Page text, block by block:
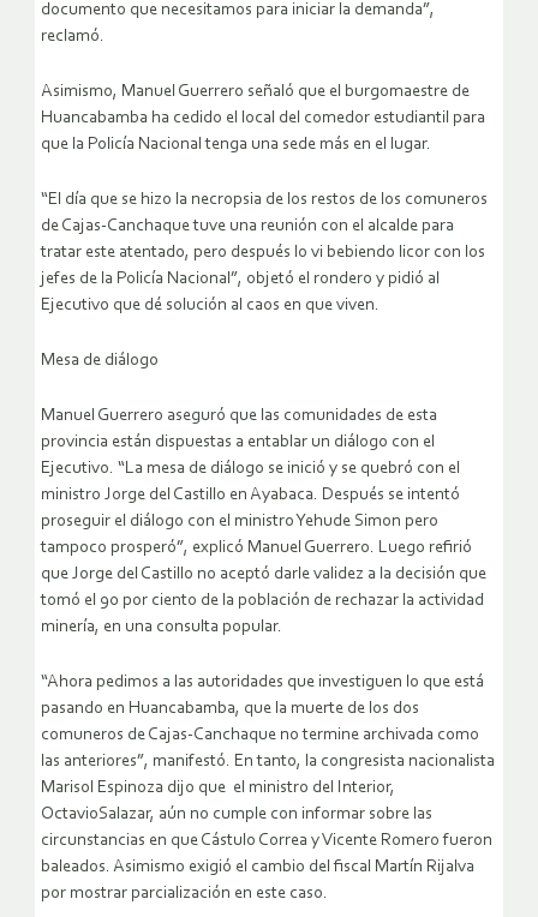
documento que necesitamos para iniciar la demanda”,
reclamó.
Asimismo, Manuel Guerrero señaló que el burgomaestre de
Huancabamba ha cedido el local del comedor estudiantil para
que la Policía Nacional tenga una sede más en el lugar.
“El día que se hizo la necropsia de los restos de los comuneros
de Cajas-Canchaque tuve una reunión con el alcalde para
tratar este atentado, pero después lo vi bebiendo licor con los
jefes de la Policía Nacional”, objetó el rondero y pidió al
Ejecutivo que dé solución al caos en que viven.
Mesa de diálogo
Manuel Guerrero aseguró que las comunidades de esta
provincia están dispuestas a entablar un diálogo con el
Ejecutivo. “La mesa de diálogo se inició y se quebró con el
ministro Jorge del Castillo en Ayabaca. Después se intentó
proseguir el diálogo con el ministro Yehude Simon pero
tampoco prosperó”, explicó Manuel Guerrero. Luego refirió
que Jorge del Castillo no aceptó darle validez a la decisión que
tomó el 90 por ciento de la población de rechazar la actividad
minería, en una consulta popular.
“Ahora pedimos a las autoridades que investiguen lo que está
pasando en Huancabamba, que la muerte de los dos
comuneros de Cajas-Canchaque no termine archivada como
las anteriores”, manifestó. En tanto, la congresista nacionalista
Marisol Espinoza dijo que el ministro del Interior,
OctavioSalazar, aún no cumple con informar sobre las
circunstancias en que Cástulo Correa y Vicente Romero fueron
baleados. Asimismo exigió el cambio del fiscal Martín Rijalva
por mostrar parcialización en este caso.